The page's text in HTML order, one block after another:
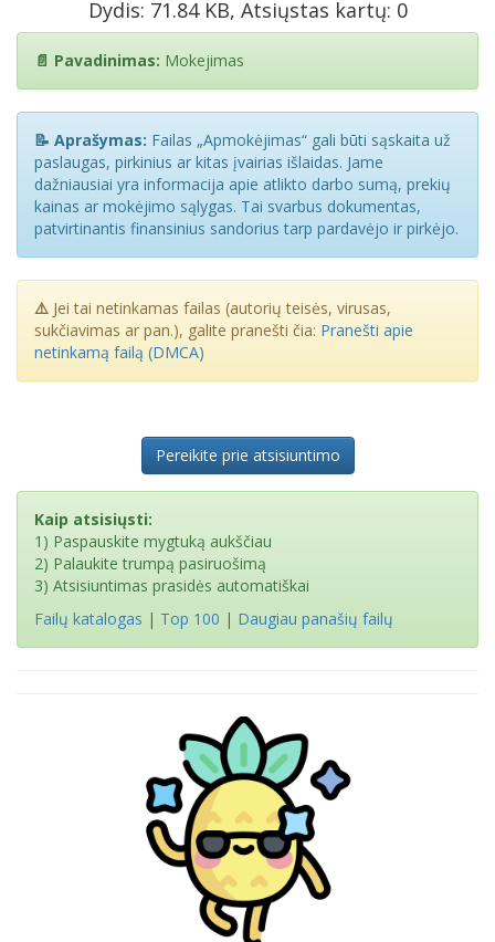
Dydis: 71.84 KB, Atsiųstas kartų: 0
📄 Pavadinimas: Mokejimas
📝 Aprašymas: Failas „Apmokėjimas“ gali būti sąskaita už
paslaugas, pirkinius ar kitas įvairias išlaidas. Jame
dažniausiai yra informacija apie atlikto darbo sumą, prekių
kainas ar mokėjimo sąlygas. Tai svarbus dokumentas,
patvirtinantis finansinius sandorius tarp pardavėjo ir pirkėjo.
⚠️ Jei tai netinkamas failas (autorių teisės, virusas,
sukčiavimas ar pan.), galite pranešti čia: Pranešti apie
netinkamą failą (DMCA)
Pereikite prie atsisiuntimo
Kaip atsisiųsti:
1) Paspauskite mygtuką aukščiau
2) Palaukite trumpą pasiruošimą
3) Atsisiuntimas prasidės automatiškai
Failų katalogas | Top 100 | Daugiau panašių failų